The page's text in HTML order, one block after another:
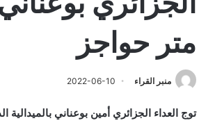
متر حواجز
منبر القراء 2022-06-10